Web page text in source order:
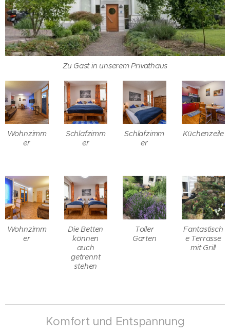
Zu Gast in unserem Privathaus
Wohnzimm
er
Schlafzimm
er
Schlafzimm
er
Küchenzeile
Wohnzimm
er
Die Betten
können
auch
getrennt
stehen
Toller
Garten
Fantastisch
e Terrasse
mit Grill
Komfort und Entspannung